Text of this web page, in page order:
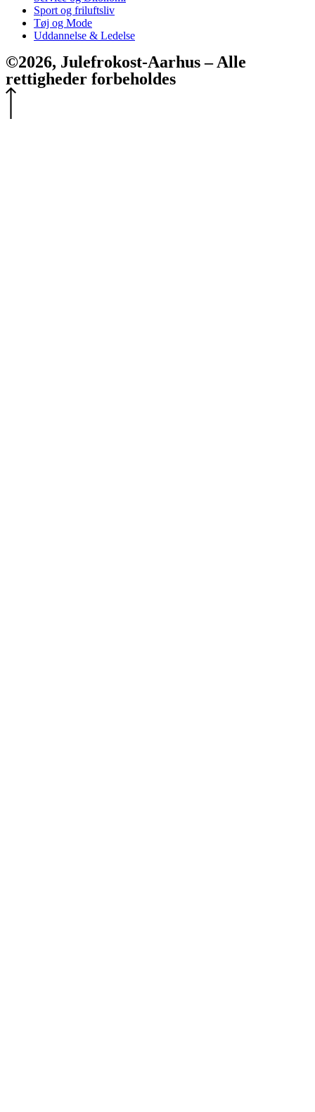
Sport og friluftsliv
Tøj og Mode
Uddannelse & Ledelse
©2026, Julefrokost-Aarhus – Alle
rettigheder forbeholdes